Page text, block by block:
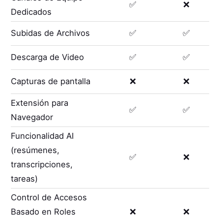
Dedicados
✅ ❌
Subidas de Archivos ✅ ✅
Descarga de Video ✅ ✅
Capturas de pantalla ❌ ❌
Extensión para
Navegador
✅ ✅
Funcionalidad AI
(resúmenes,
transcripciones,
tareas)
✅ ❌
Control de Accesos
Basado en Roles
❌ ❌